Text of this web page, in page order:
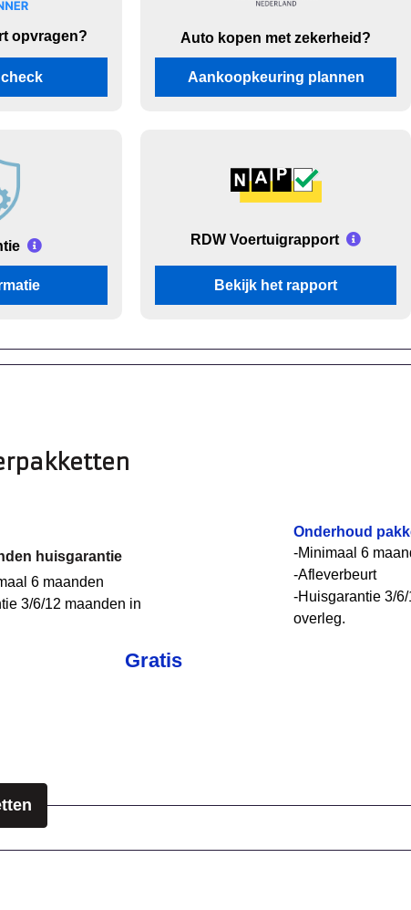
opvragen? Auto kopen met zekerheid?
Aankoopkeuring plannen
RDW Voertuigrapport
Bekijk het rapport
huisgarantie
6 maanden
3/6/12 maanden in
Gratis
Onderhoud
-Minimaal 6
-Afleverbeurt
-Huisgarantie 3/
overleg.